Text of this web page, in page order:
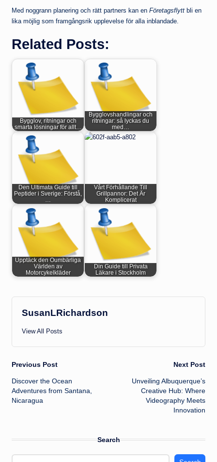
Med noggrann planering och rätt partners kan en Företagsflytt bli en
lika möjlig som framgångsrik upplevelse för alla inblandade.
Related Posts:
Bygglov, ritningar och
smarta lösningar för allt…
Bygglovshandlingar och
ritningar: så lyckas du
med…
Den Ultimata Guide till
Peptider i Sverige: Förstå,
Vårt Förhållande Till
Grillpannor: Det Är
Komplicerat
Upptäck den Oumbärliga
Världen av
Motorcykelkläder
Din Guide till Privata
Läkare i Stockholm
SusanLRichardson
View All Posts
Post
navigation
Previous Post
Discover the Ocean
Adventures from Santana,
Nicaragua
Next Post
Unveiling Albuquerque’s
Creative Hub: Where
Videography Meets
Innovation
Search